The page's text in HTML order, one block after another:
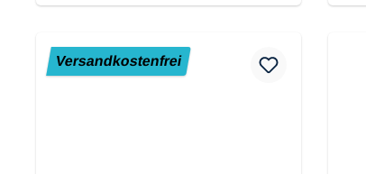
Versandkostenfrei